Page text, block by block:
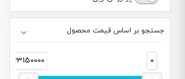
جستجو بر اساس قیمت محصول
0
33150000